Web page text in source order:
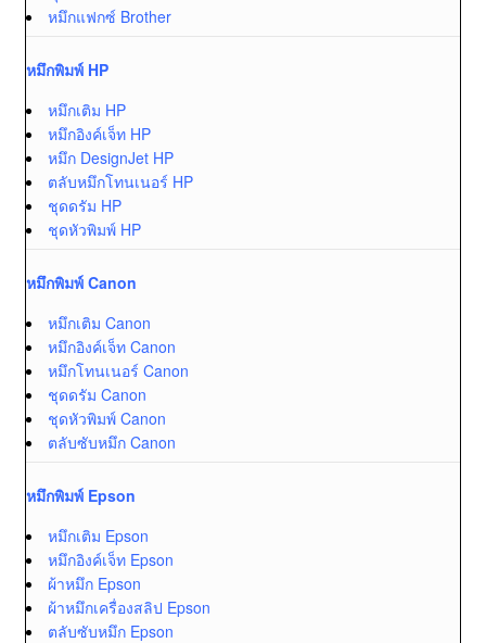
หมึกแฟกซ์ Brother
หมึกพิมพ์ HP
หมึกเติม HP
หมึกอิงค์เจ็ท HP
หมึก DesignJet HP
ตลับหมึกโทนเนอร์ HP
ชุดดรัม HP
ชุดหัวพิมพ์ HP
หมึกพิมพ์ Canon
หมึกเติม Canon
หมึกอิงค์เจ็ท Canon
หมึกโทนเนอร์ Canon
ชุดดรัม Canon
ชุดหัวพิมพ์ Canon
ตลับซับหมึก Canon
หมึกพิมพ์ Epson
หมึกเติม Epson
หมึกอิงค์เจ็ท Epson
ผ้าหมึก Epson
ผ้าหมึกเครื่องสลิป Epson
ตลับซับหมึก Epson